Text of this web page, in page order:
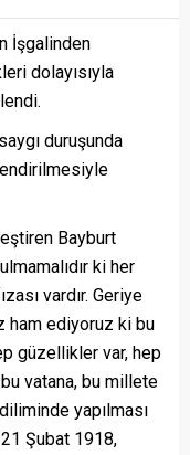
İşgalinden
dolayısıyla
duruşunda
Bayburt
ki her
vardır. Geriye
ham ediyoruz ki bu
güzellikler var, hep
vatana, bu millete
yapılması
Şubat 1918,